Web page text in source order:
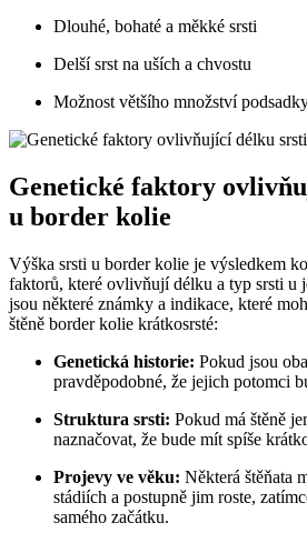
Dlouhé, bohaté a měkké srsti
Delší srst na uších a chvostu
Možnost většího množství
Genetické faktory
u border kolie
Výška srsti u border kolie je výsledkem
faktorů, které ovlivňují délku a typ srsti u
jsou některé známky a indikace, které
štěně border kolie krátkosrsté:
Genetická historie: Pokud jsou
pravděpodobné, že jejich potomci
Struktura srsti: Pokud má štěně
naznačovat, že bude mít spíše
Projevy ve věku: Některá štěňata
stádiích a postupně jim roste,
samého začátku.